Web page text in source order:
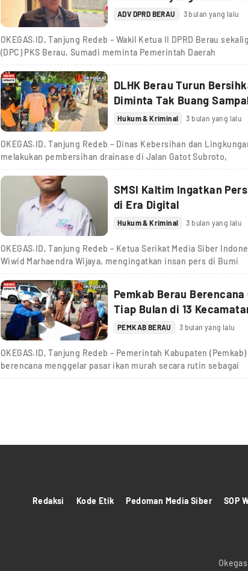
ADV DPRD BERAU 3 bulan yang lalu
OKEGAS.ID, Tanjung Redeb – Wakil Ketua II DPRD Berau
(DPC) PKS Berau, Sumadi meminta Pemerintah Daerah
DLHK Berau Turun
Diminta Tak Buang
Hukum & Kriminal 3 bulan yang lalu
OKEGAS.ID, Tanjung Redeb – Dinas Kebersihan dan
melakukan pembersihan drainase di Jalan Gatot Subroto,
SMSI Kaltim Ingatkan
di Era Digital
Hukum & Kriminal 3 bulan yang lalu
OKEGAS.ID, Tanjung Redeb – Ketua Serikat Media Siber
Wiwid Marhaendra Wijaya, mengingatkan insan pers di Bumi
Pemkab Berau
Tiap Bulan di 13
PEMKAB BERAU 3 bulan yang lalu
OKEGAS.ID, Tanjung Redeb – Pemerintah Kabupaten
berencana menggelar pasar ikan murah secara rutin sebagai
Redaksi Kode Etik Pedoman Media Siber SOP